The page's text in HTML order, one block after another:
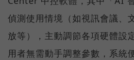
偵測使用情境（如視訊會議、
放等），主動調節各項硬體設
用者無需動手調整參數，系統